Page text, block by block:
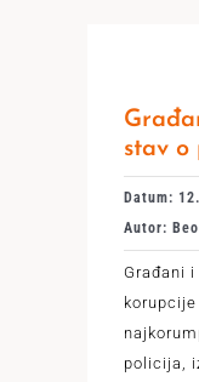
stav o
Datum:
Autor:
Građani
policija,